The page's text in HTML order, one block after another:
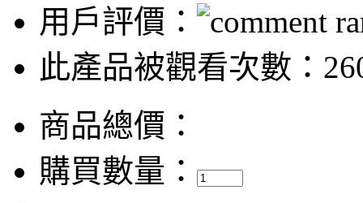
用戶評價：
此產品被觀看次數：
商品總價：
購買數量：